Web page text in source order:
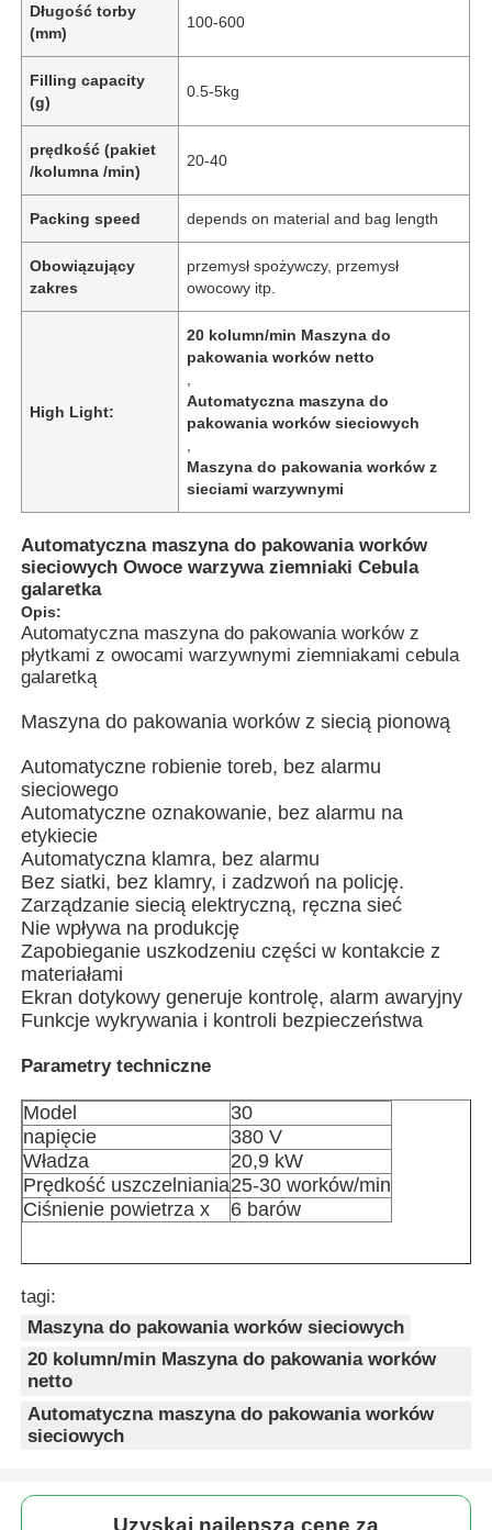
Do domu
Produkty
filmy
O nas
Wycieczka po fabryce
Skontaktuj się z nami
Aktualności
Sprawy
Rotacyjna maszyna do pakowania
Długość torby
(mm)
100-600
Filling capacity
(g)
0.5-5kg
prędkość (pakiet
/kolumna /min)
20-40
Packing speed depends on material and bag length
Obowiązujący
zakres
przemysł spożywczy, przemysł
owocowy itp.
High Light:
20 kolumn/min Maszyna do
pakowania worków netto
Automatyczna maszyna do
pakowania worków sieciowych
Maszyna do pakowania worków z
sieciami warzywnymi
Automatyczna maszyna do pakowania worków
sieciowych Owoce warzywa ziemniaki Cebula
galaretka
Opis:
Automatyczna maszyna do pakowania worków z
płytkami z owocami warzywnymi ziemniakami cebula
galaretką
Maszyna do pakowania worków z siecią pionową
Automatyczne robienie toreb, bez alarmu
sieciowego
Automatyczne oznakowanie, bez alarmu na
etykiecie
Automatyczna klamra, bez alarmu
Bez siatki, bez klamry, i zadzwoń na policję.
Zarządzanie siecią elektryczną, ręczna sieć
Nie wpływa na produkcję
Zapobieganie uszkodzeniu części w kontakcie z
materiałami
Ekran dotykowy generuje kontrolę, alarm awaryjny
Funkcje wykrywania i kontroli bezpieczeństwa
Parametry techniczne
Model
30
napięcie
380 V
Władza
20,9 kW
Prędkość uszczelniania25-30 worków/min
Ciśnienie powietrza x
6 barów
tagi:
Maszyna do pakowania worków sieciowych
20 kolumn/min Maszyna do pakowania worków
netto
Automatyczna maszyna do pakowania worków
sieciowych
Uzyskaj najlepszą cenę za